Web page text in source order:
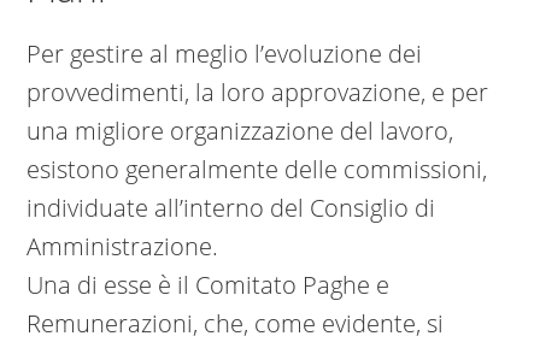
Per gestire al meglio l’evoluzione dei
provvedimenti, la loro approvazione, e per
una migliore organizzazione del lavoro,
esistono generalmente delle commissioni,
individuate all’interno del Consiglio di
Amministrazione.
Una di esse è il Comitato Paghe e
Remunerazioni, che, come evidente, si